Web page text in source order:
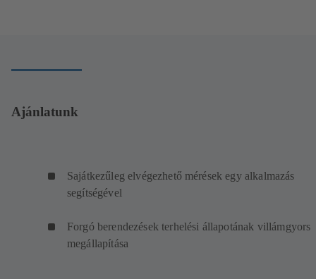
Ajánlatunk
Sajátkezűleg elvégezhető mérések egy alkalmazás
segítségével
Forgó berendezések terhelési állapotának villámgyors
megállapítása